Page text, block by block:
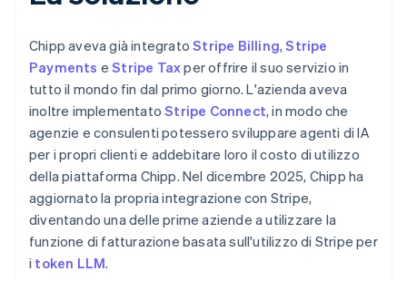
Chipp aveva già integratoStripe Billing,Stripe
Payments eStripe Taxper offrire il suo servizio in
tutto il mondo fin dal primo giorno. L'azienda aveva
inoltre implementatoStripe Connect, in modo che
agenzie e consulenti potessero sviluppare agenti di IA
per i propri clienti e addebitare loro il costo di utilizzo
della piattaforma Chipp. Nel dicembre 2025, Chipp ha
aggiornato la propria integrazione con Stripe,
diventando una delle prime aziende a utilizzare la
funzione di fatturazione basata sull'utilizzo di Stripe per
i token LLM.